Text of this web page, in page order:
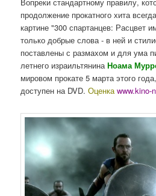
продолжение прокатного хита
картине "300 спартанцев: Расцвет
только добрые слова - в ней и
поставлены с размахом и для ума
летнего израильтянинаНоама
мировом прокате 5 марта этого
доступен на DVD. Оценка